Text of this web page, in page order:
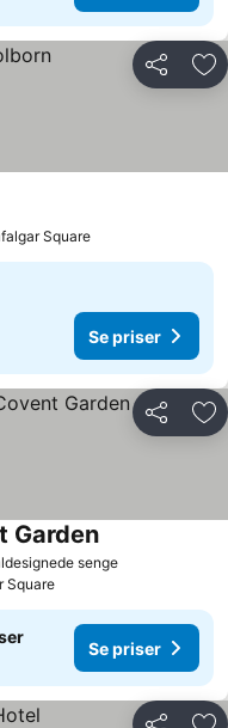
Del
Square
Se priser
Del
senge
Garden
Square
Se priser